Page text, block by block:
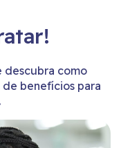
descubra como
benefícios para